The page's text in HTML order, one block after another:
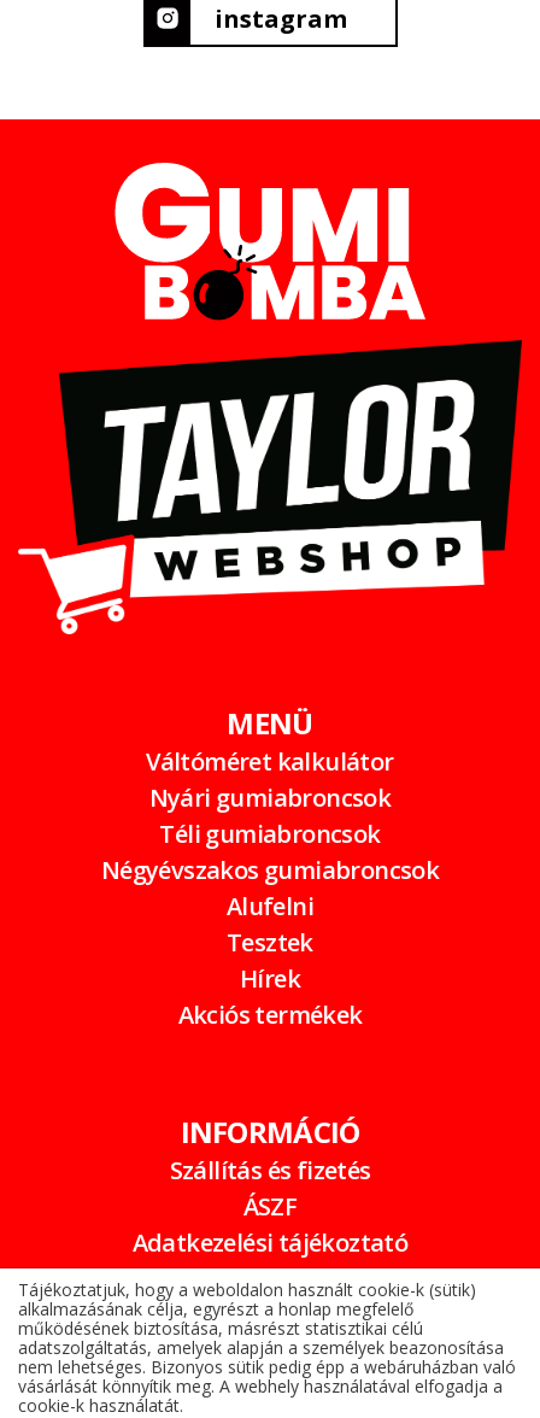
instagram
MENÜ
Váltóméret kalkulátor
Nyári gumiabroncsok
Téli gumiabroncsok
Négyévszakos gumiabroncsok
Alufelni
Tesztek
Hírek
Akciós termékek
INFORMÁCIÓ
Szállítás és fizetés
ÁSZF
Adatkezelési tájékoztató
Garancia
Online elállási nyilatkozat
Tájékoztatjuk, hogy a weboldalon használt cookie-k (sütik)
alkalmazásának célja, egyrészt a honlap megfelelő
működésének biztosítása, másrészt statisztikai célú
adatszolgáltatás, amelyek alapján a személyek beazonosítása
nem lehetséges. Bizonyos sütik pedig épp a webáruházban való
vásárlását könnyítik meg. A webhely használatával elfogadja a
cookie-k használatát.